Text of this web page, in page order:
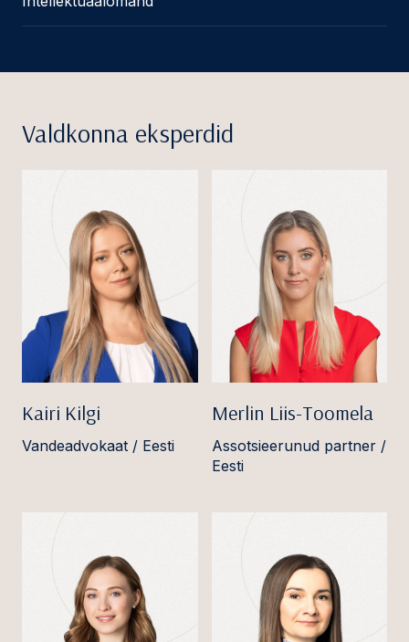
Valdkonna eksperdid
Kairi Kilgi
Vandeadvokaat / Eesti
Merlin Liis-Toomela
Assotsieerunud partner /
Eesti